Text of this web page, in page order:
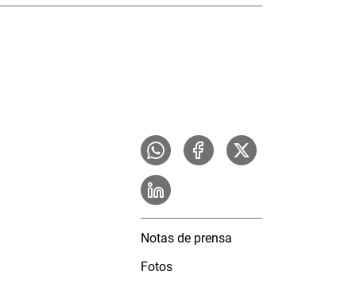
Notas de prensa
Fotos